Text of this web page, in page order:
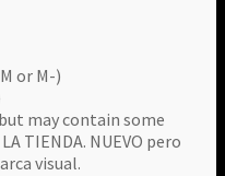
or M-)
but may contain some
TIENDA. NUEVO pero
visual.